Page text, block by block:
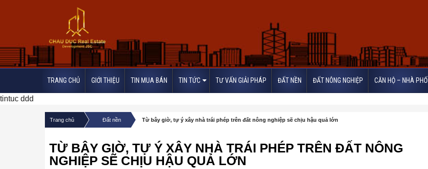
TRANG CHỦ GIỚI THIỆU TIN MUA BÁN TIN TỨC TƯ VẤN GIẢI PHÁP ĐẤT NỀN ĐẤT NÔNG NGHIỆP CĂN HỘ – NHÀ PHỐ
tintuc ddd
Trang chủ
Đất nền
Từ bây giờ, tự ý xây nhà trái phép trên đất nông nghiệp sẽ chịu hậu quả lớn
TỪ BÂY GIỜ, TỰ Ý XÂY NHÀ TRÁI PHÉP TRÊN ĐẤT NÔNG
NGHIỆP SẼ CHỊU HẬU QUẢ LỚN